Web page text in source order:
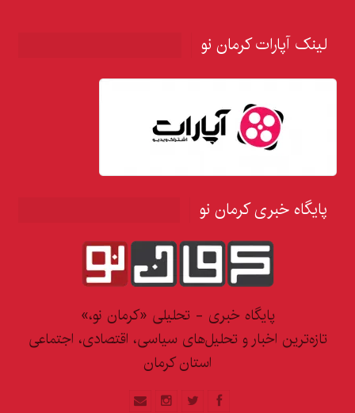
لینک آپارات کرمان نو
پایگاه خبری کرمان نو
پایگاه خبری - تحلیلی «کرمان نو،»
تازه‌ترین اخبار و تحلیل‌های سیاسی، اقتصادی، اجتماعی
استان کرمان